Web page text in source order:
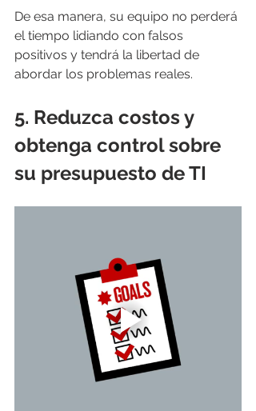
De esa manera, su equipo no perderá
el tiempo lidiando con falsos
positivos y tendrá la libertad de
abordar los problemas reales.
5. Reduzca costos y
obtenga control sobre
su presupuesto de TI